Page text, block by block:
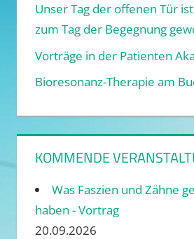
Unser Tag der offenen Tür
zum Tag der Begegnung
Vorträge in der Patienten
Bioresonanz-Therapie am
KOMMENDE
Was Faszien und Zähne
haben - Vortrag
20.09.2026